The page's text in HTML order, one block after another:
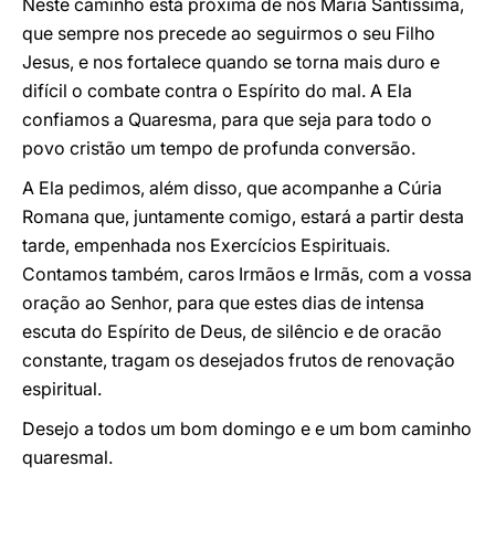
Neste caminho está próxima de nós Maria Santíssima,
que sempre nos precede ao seguirmos o seu Filho
Jesus, e nos fortalece quando se torna mais duro e
difícil o combate contra o Espírito do mal. A Ela
confiamos a Quaresma, para que seja para todo o
povo cristão um tempo de profunda conversão.
A Ela pedimos, além disso, que acompanhe a Cúria
Romana que, juntamente comigo, estará a partir desta
tarde, empenhada nos Exercícios Espirituais.
Contamos também, caros Irmãos e Irmãs, com a vossa
oração ao Senhor, para que estes dias de intensa
escuta do Espírito de Deus, de silêncio e de oracão
constante, tragam os desejados frutos de renovação
espiritual.
Desejo a todos um bom domingo e e um bom caminho
quaresmal.